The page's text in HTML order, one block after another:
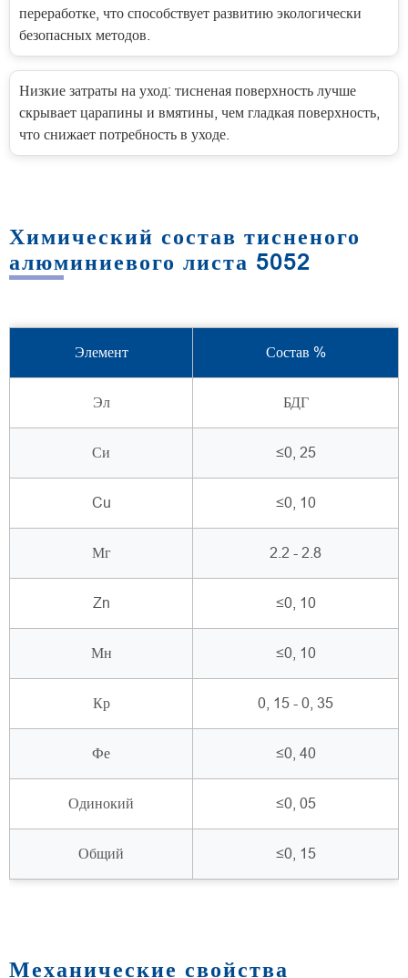
переработке, что способствует развитию экологически
безопасных методов.
Низкие затраты на уход: тисненая поверхность лучше
скрывает царапины и вмятины, чем гладкая поверхность,
что снижает потребность в уходе.
Химический состав тисненого
алюминиевого листа 5052
Элемент Состав %
Эл БДГ
Си ≤0, 25
Cu ≤0, 10
Мг 2.2 - 2.8
Zn ≤0, 10
Мн ≤0, 10
Кр 0, 15 - 0, 35
Фе ≤0, 40
Одинокий ≤0, 05
Общий ≤0, 15
Механические свойства